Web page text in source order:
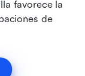
favorece la
de